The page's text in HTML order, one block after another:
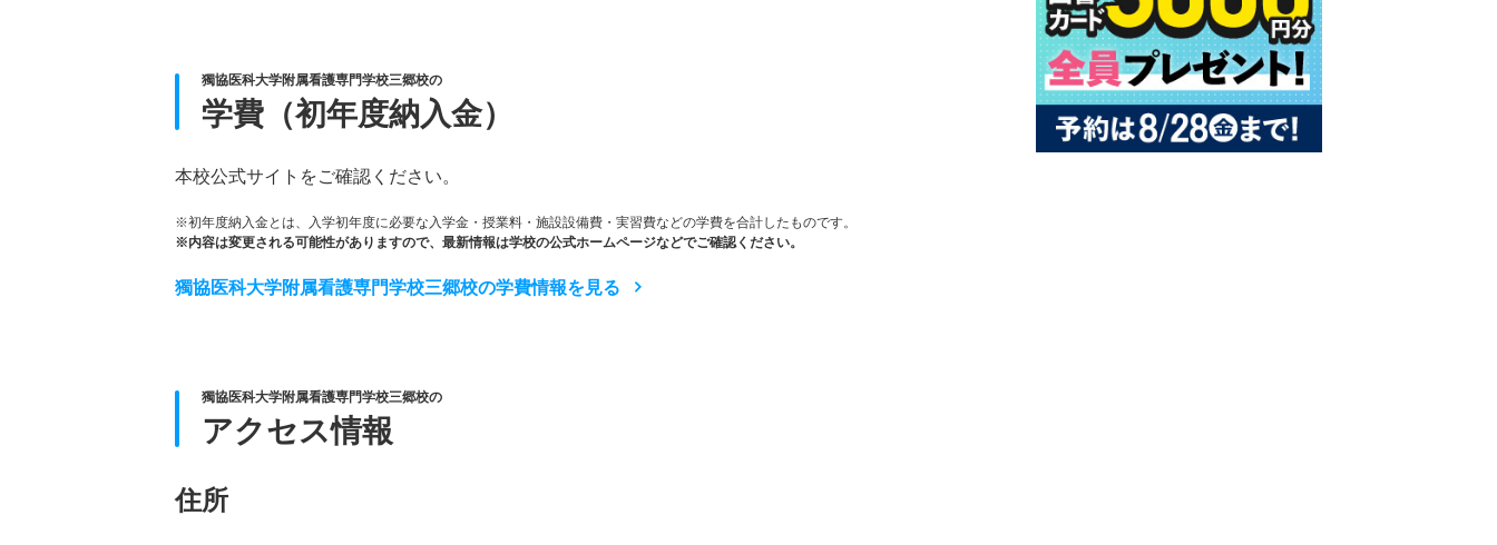
獨協医科大学附属看護専門学校三郷校の
学費（初年度納入金）
本校公式サイトをご確認ください。
※初年度納入金とは、入学初年度に必要な入学金・授業料・施設設備費・実習費などの学費を合計したものです。
※内容は変更される可能性がありますので、最新情報は学校の公式ホームページなどでご確認ください。
獨協医科大学附属看護専門学校三郷校の学費情報を見る
獨協医科大学附属看護専門学校三郷校の
アクセス情報
住所